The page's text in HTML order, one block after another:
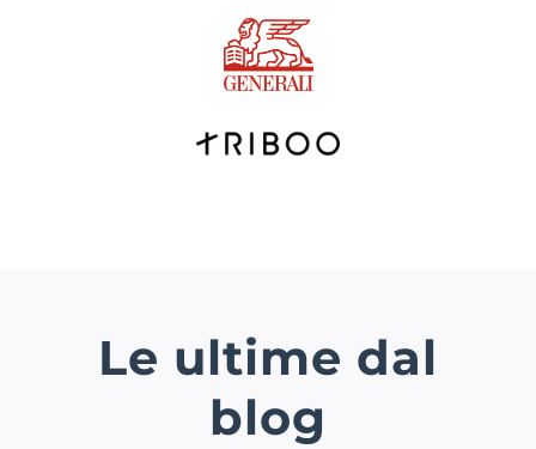
Le ultime dal
blog